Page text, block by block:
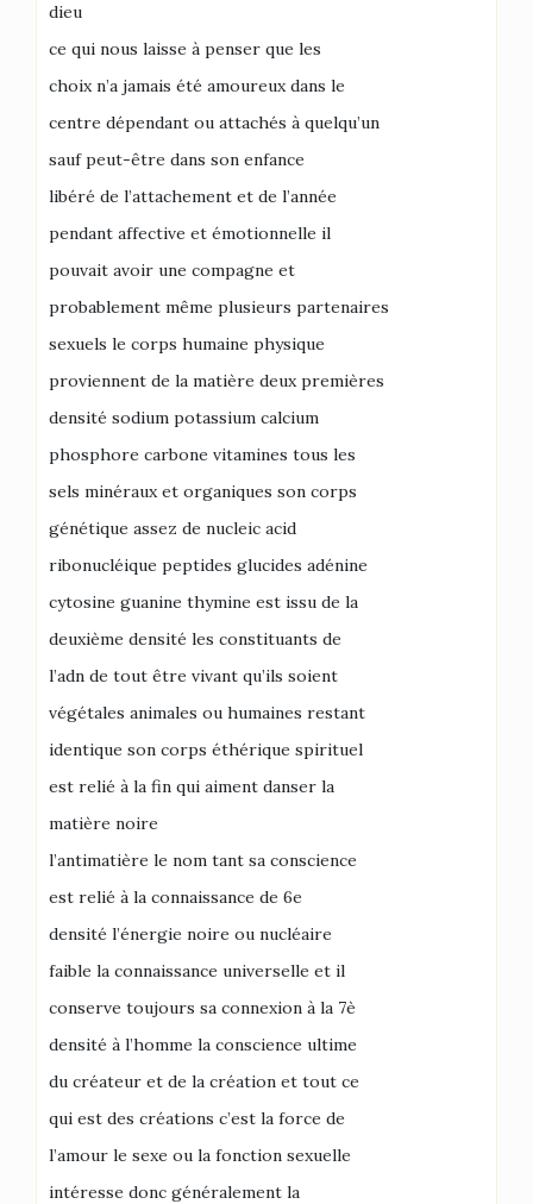
dieu
ce qui nous laisse à penser que les
choix n’a jamais été amoureux dans le
centre dépendant ou attachés à quelqu’un
sauf peut-être dans son enfance
libéré de l’attachement et de l’année
pendant affective et émotionnelle il
pouvait avoir une compagne et
probablement même plusieurs partenaires
sexuels le corps humaine physique
proviennent de la matière deux premières
densité sodium potassium calcium
phosphore carbone vitamines tous les
sels minéraux et organiques son corps
génétique assez de nucleic acid
ribonucléique peptides glucides adénine
cytosine guanine thymine est issu de la
deuxième densité les constituants de
l’adn de tout être vivant qu’ils soient
végétales animales ou humaines restant
identique son corps éthérique spirituel
est relié à la fin qui aiment danser la
matière noire
l’antimatière le nom tant sa conscience
est relié à la connaissance de 6e
densité l’énergie noire ou nucléaire
faible la connaissance universelle et il
conserve toujours sa connexion à la 7è
densité à l’homme la conscience ultime
du créateur et de la création et tout ce
qui est des créations c’est la force de
l’amour le sexe ou la fonction sexuelle
intéresse donc généralement la